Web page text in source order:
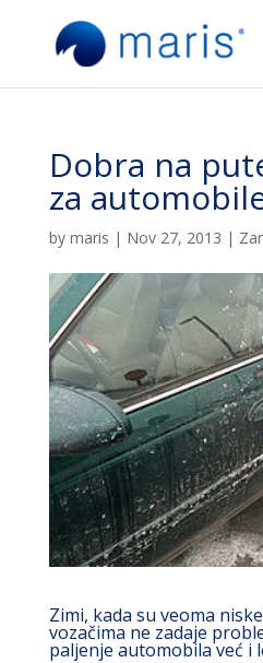
Dobra na
za
by maris | Nov 27, 2013 |
Zimi, kada su veoma
vozačima ne zadaje
paljenje automobila već i